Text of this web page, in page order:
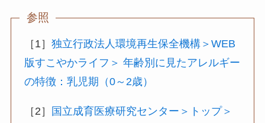
参照
［1］独立行政法人環境再生保全機構＞WEB
版すこやかライフ＞ 年齢別に見たアレルギー
の特徴：乳児期（0～2歳）
［2］ 国立成育医療研究センター＞トップ＞